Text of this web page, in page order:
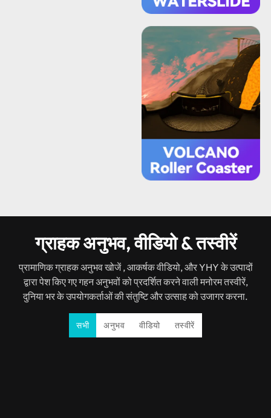
ग्राहक अनुभव, वीडियो & तस्वीरें
प्रामाणिक ग्राहक अनुभव खोजें , आकर्षक वीडियो, और YHY के उत्पादों
द्वारा पेश किए गए गहन अनुभवों को प्रदर्शित करने वाली मनोरम तस्वीरें,
दुनिया भर के उपयोगकर्ताओं की संतुष्टि और उत्साह को उजागर करना.
सभी अनुभव वीडियो तस्वीरें